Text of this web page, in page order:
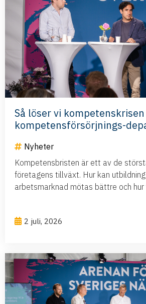
Så löser vi
kompetensförsörjnings-
Nyheter
Kompetensbristen är ett av de
företagens tillväxt. Hur kan
arbetsmarknad mötas bättre och hur
2 juli, 2026